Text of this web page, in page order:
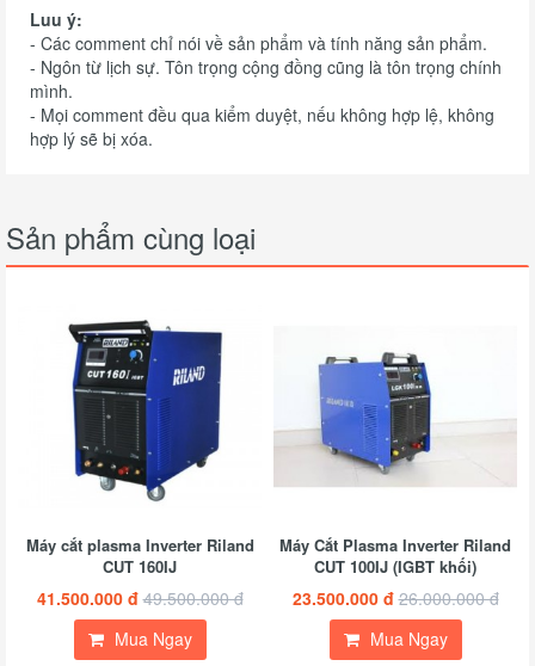
Luu ý:
- Các comment chỉ nói về sản phẩm và tính năng sản phẩm.
- Ngôn từ lịch sự. Tôn trọng cộng đồng cũng là tôn trọng chính
mình.
- Mọi comment đều qua kiểm duyệt, nếu không hợp lệ, không
hợp lý sẽ bị xóa.
Sản phẩm cùng loại
Máy cắt plasma Inverter Riland
CUT 160IJ
41.500.000 đ 49.500.000 đ
Mua Ngay
Máy Cắt Plasma Inverter Riland
CUT 100IJ (IGBT khối)
23.500.000 đ 26.000.000 đ
Mua Ngay